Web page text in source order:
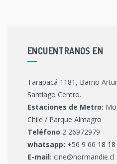
ENCUENTRANOS EN
Tarapacá 1181, Barrio
Santiago Centro.
Estaciones de Metro:
Chile / Parque Almagro
Teléfono 2 26972979
whatsapp: +56 9 66 18 18
E-mail: cine@normandie.cl